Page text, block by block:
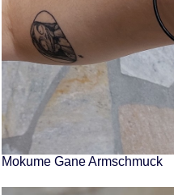
Mokume Gane Armschmuck